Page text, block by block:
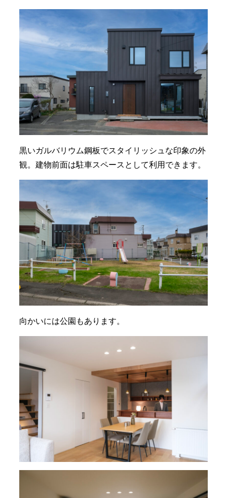
黒いガルバリウム鋼板でスタイリッシュな印象の外
観。建物前面は駐車スペースとして利用できます。
向かいには公園もあります。